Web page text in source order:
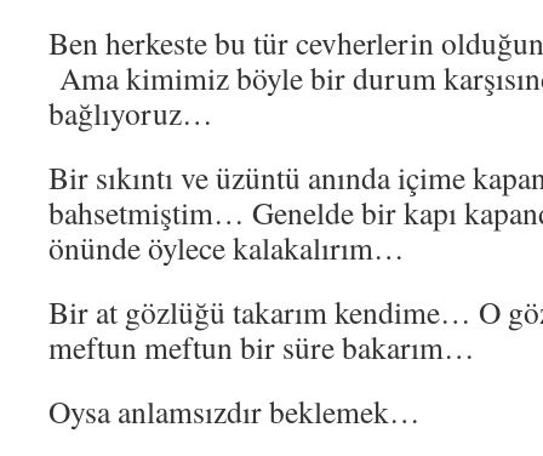
Ben herkeste bu tür cevherlerin
Ama kimimiz böyle bir durum
bağlıyoruz…
Bir sıkıntı ve üzüntü anında içime
bahsetmiştim… Genelde bir kapı
önünde öylece kalakalırım…
Bir at gözlüğü takarım kendime… O
meftun meftun bir süre bakarım…
Oysa anlamsızdır beklemek…